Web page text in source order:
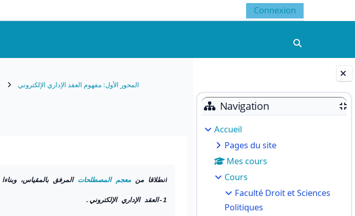
BlocsNavigation
Accueil
Pages du site
Mes cours
Cours
Faculté Droit et Sciences
Politiques
Connexion
المحور الأول: مفهوم العقد الإداري الإلكتروني
انطلاقا من معجم المصطلحات المرفق بالمقياس،
1-العقد الإداري الإلكتروني.